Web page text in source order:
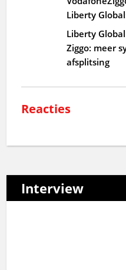
Liberty
Liberty
Ziggo: meer
afsplitsing
Reacties
Interview